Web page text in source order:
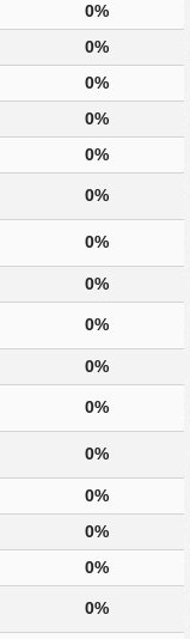
0%
0%
0%
0%
0%
0%
0%
0%
0%
0%
0%
0%
0%
0%
0%
0%